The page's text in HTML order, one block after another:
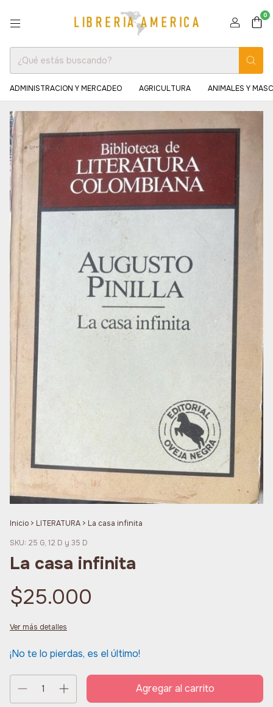
0
ADMINISTRACION Y MERCADEO AGRICULTURA ANIMALES Y
Inicio > LITERATURA > La casa infinita
SKU: 25 G, 12 D y 35 D
La casa infinita
$25.000
Ver más detalles
¡No te lo pierdas, es el último!